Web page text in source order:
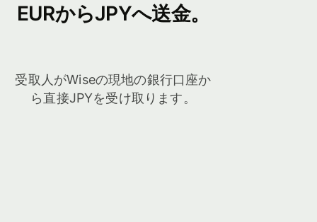
EURからJPYへ送金。
受取人がWiseの現地の銀行口座か
ら直接JPYを受け取ります。